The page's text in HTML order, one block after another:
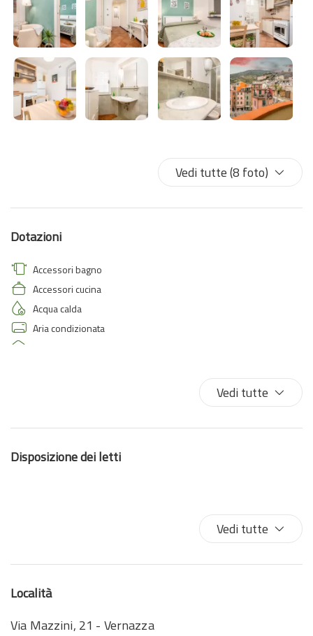
Vedi tutte (8 foto)
Dotazioni
Accessori bagno
Accessori cucina
Acqua calda
Aria condizionata
Balcone/Terrazza
Bidet
Fornelli
Frigorifero
Gabinetto
Vedi tutte
Disposizione dei letti
Vedi tutte
Località
Via Mazzini, 21 - Vernazza